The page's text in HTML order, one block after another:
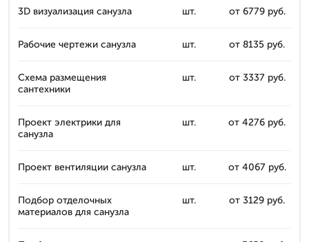
3D визуализация санузла шт. от 6779 руб.
Рабочие чертежи санузла шт. от 8135 руб.
Схема размещения
сантехники
шт. от 3337 руб.
Проект электрики для
санузла
шт. от 4276 руб.
Проект вентиляции санузла шт. от 4067 руб.
Подбор отделочных
материалов для санузла
шт. от 3129 руб.